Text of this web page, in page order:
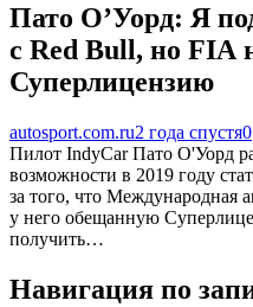
Пато О’Уорд: Я
с Red Bull, но FIA
Суперлицензию
autosport.com.ru2 года спустя0
Пилот IndyCar Пато О'Уорд
возможности в 2019 году
за того, что Международная
у него обещанную
получить…
Навигация по